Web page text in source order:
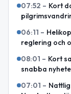
07:52 – Kort
06:11 –
reglering och
08:01 – Kort
snabba
07:01 –